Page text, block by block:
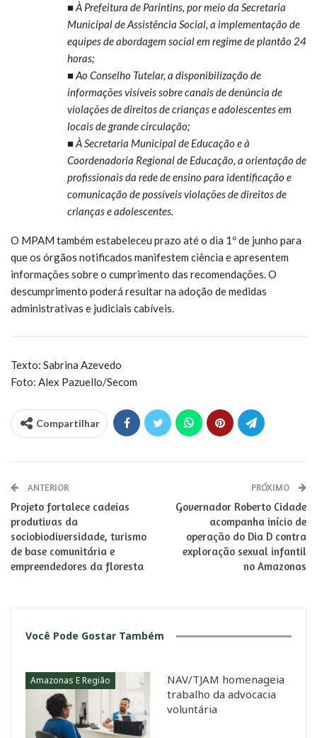
■ À Prefeitura de Parintins, por meio da Secretaria
Municipal de Assistência Social, a implementação de
equipes de abordagem social em regime de plantão 24
horas;
■ Ao Conselho Tutelar, a disponibilização de
informações visíveis sobre canais de denúncia de
violações de direitos de crianças e adolescentes em
locais de grande circulação;
■ À Secretaria Municipal de Educação e à
Coordenadoria Regional de Educação, a orientação de
profissionais da rede de ensino para identificação e
comunicação de possíveis violações de direitos de
crianças e adolescentes.
O MPAM também estabeleceu prazo até o dia 1º de junho para
que os órgãos notificados manifestem ciência e apresentem
informações sobre o cumprimento das recomendações. O
descumprimento poderá resultar na adoção de medidas
administrativas e judiciais cabíveis.
Texto: Sabrina Azevedo
Foto: Alex Pazuello/Secom
Compartilhar
ANTERIOR
Projeto fortalece cadeias
produtivas da
sociobiodiversidade, turismo
de base comunitária e
empreendedores da floresta
PRÓXIMO
Governador Roberto Cidade
acompanha início de
operação do Dia D contra
exploração sexual infantil
no Amazonas
Você Pode Gostar Também
Amazonas E Região
NAV/TJAM homenageia
trabalho da advocacia
voluntária